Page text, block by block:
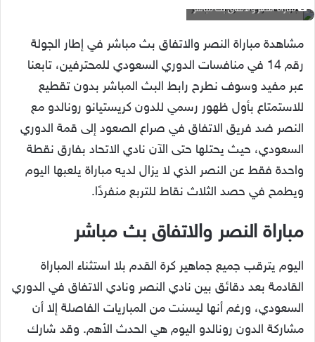
مباراة النصر والاتفاق بث مباشر
مشاهدة مباراة النصر والاتفاق بث مباشر في إطار الجولة
رقم 14 في منافسات الدوري السعودي للمحترفين، تابعنا
عبر مفيد وسوف نطرح رابط البث المباشر بدون تقطيع
للاستمتاع بأول ظهور رسمي للدون كريستيانو رونالدو مع
النصر ضد فريق الاتفاق في صراع الصعود إلى قمة الدوري
السعودي، حيث يحتلها حتى الآن نادي الاتحاد بفارق نقطة
واحدة فقط عن النصر الذي لا يزال لديه مباراة يلعبها اليوم
ويطمح في حصد الثلاث نقاط للتربع منفردًا.
مباراة النصر والاتفاق بث مباشر
اليوم يترقب جميع جماهير كرة القدم بلا استثناء المباراة
القادمة بعد دقائق بين نادي النصر ونادي الاتفاق في الدوري
السعودي، ورغم أنها ليسنت من المباريات الفاصلة إلا أن
مشاركة الدون رونالدو اليوم هي الحدث الأهم. وقد شارك